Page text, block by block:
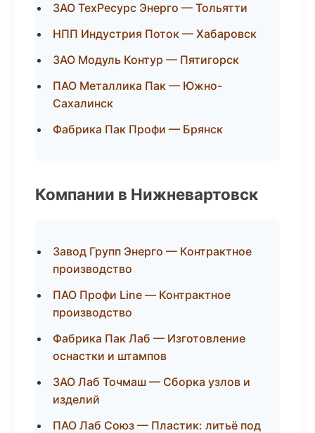
ЗАО ТехРесурс Энерго — Тольятти
НПП Индустрия Поток — Хабаровск
ЗАО Модуль Контур — Пятигорск
ПАО Металлика Пак — Южно-
Сахалинск
Фабрика Пак Профи — Брянск
Компании в Нижневартовск
Завод Групп Энерго — Контрактное
производство
ПАО Профи Line — Контрактное
производство
Фабрика Пак Лаб — Изготовление
оснастки и штампов
ЗАО Лаб Точмаш — Сборка узлов и
изделий
ПАО Лаб Союз — Пластик: литьё под